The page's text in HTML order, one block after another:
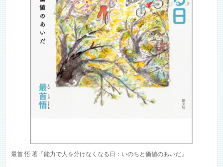
最首 悟 著『能力で人を分けなくなる日：いのちと価値のあいだ』